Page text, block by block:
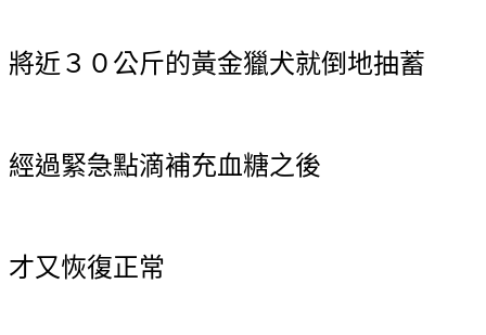
將近３０公斤的黃金獵犬就倒地抽蓄
經過緊急點滴補充血糖之後
才又恢復正常